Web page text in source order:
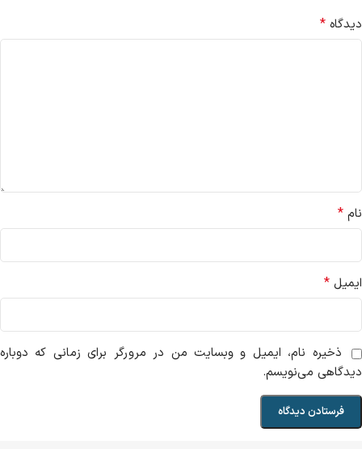
دیدگاه *
نام *
ایمیل *
ذخیره نام، ایمیل و وبسایت من در مرورگر برای زمانی که دوباره
دیدگاهی می‌نویسم.